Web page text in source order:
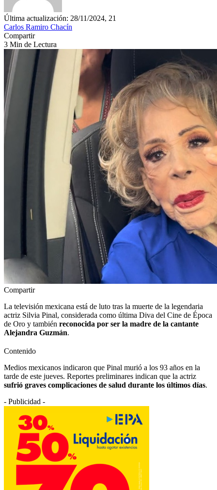
Última actualización: 28/11/2024, 21
Carlos Ramiro Chacín
Compartir
3 Min de Lectura
Compartir
La televisión mexicana está de luto tras la muerte de la legendaria
actriz Silvia Pinal, considerada como última Diva del Cine de Época
de Oro y también reconocida por ser la madre de la cantante
Alejandra Guzmán.
Contenido
Medios mexicanos indicaron que Pinal murió a los 93 años en la
tarde de este jueves. Reportes preliminares indican que la actriz
sufrió graves complicaciones de salud durante los últimos días.
- Publicidad -